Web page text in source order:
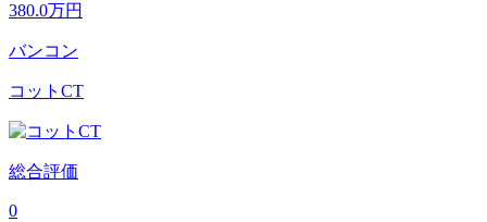
380.0万円
バンコン
コットCT
総合評価
0